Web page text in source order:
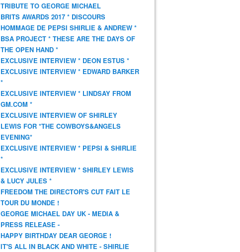
TRIBUTE TO GEORGE MICHAEL
BRITS AWARDS 2017 * DISCOURS
HOMMAGE DE PEPSI SHIRLIE & ANDREW *
BSA PROJECT * THESE ARE THE DAYS OF
THE OPEN HAND *
EXCLUSIVE INTERVIEW * DEON ESTUS *
EXCLUSIVE INTERVIEW * EDWARD BARKER
*
EXCLUSIVE INTERVIEW * LINDSAY FROM
GM.COM *
EXCLUSIVE INTERVIEW OF SHIRLEY
LEWIS FOR *THE COWBOYS&ANGELS
EVENING*
EXCLUSIVE INTERVIEW * PEPSI & SHIRLIE
*
EXCLUSIVE INTERVIEW * SHIRLEY LEWIS
& LUCY JULES *
FREEDOM THE DIRECTOR'S CUT FAIT LE
TOUR DU MONDE !
GEORGE MICHAEL DAY UK - MEDIA &
PRESS RELEASE -
HAPPY BIRTHDAY DEAR GEORGE !
IT'S ALL IN BLACK AND WHITE - SHIRLIE